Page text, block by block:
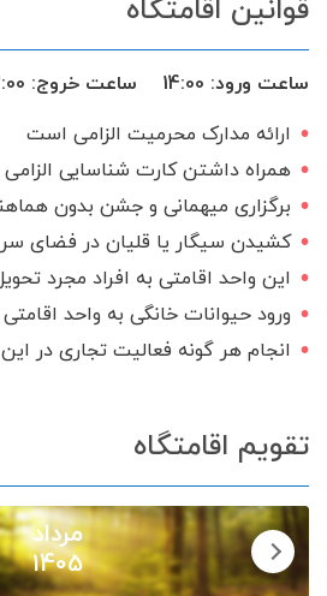
سرویس ایرانی
قوانین اقامتگاه
ساعت ورود: 14:00 ساعت خروج:
ارائه مدارک محرمیت الزامی است
همراه داشتن کارت شناسایی
برگزاری میهمانی و جشن بدون
کشیدن سیگار یا قلیان در فضای
این واحد اقامتی به افراد مجرد
ورود حیوانات خانگی به واحد
انجام هر گونه فعالیت تجاری در
تقویم اقامتگاه
مرداد
1405